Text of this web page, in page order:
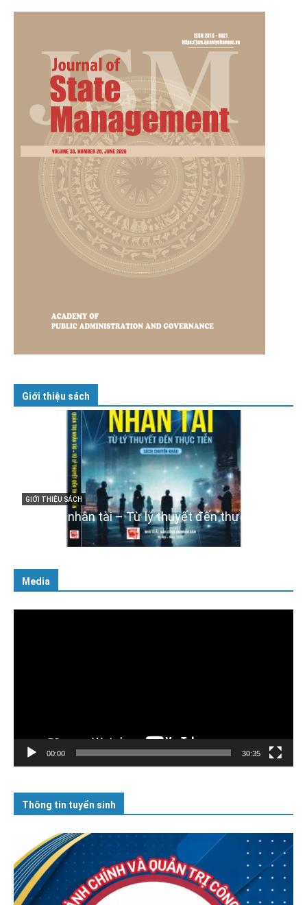
Giới thiệu sách
GIỚI THIỆU SÁCH
Cuốn sách “Tuyệt đối trung thành với Tổ quốc,
với Đảng, Nhà nước và Nhân dân – Sáng ngời
tư cách người Công an cách mạng”
Media
00:00 30:35
Thông tin tuyển sinh